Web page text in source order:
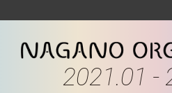
2021.01 -